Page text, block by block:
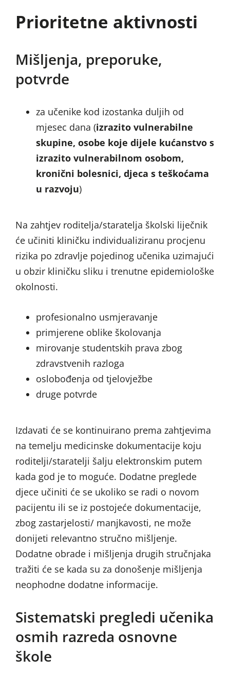
Prioritetne aktivnosti
Mišljenja, preporuke,
potvrde
za učenike kod izostanka duljih od
mjesec dana (izrazito vulnerabilne
skupine, osobe koje dijele kućanstvo s
izrazito vulnerabilnom osobom,
kronični bolesnici, djeca s teškoćama
u razvoju)
Na zahtjev roditelja/staratelja školski liječnik
će učiniti kliničku individualiziranu procjenu
rizika po zdravlje pojedinog učenika uzimajući
u obzir kliničku sliku i trenutne epidemiološke
okolnosti.
profesionalno usmjeravanje
primjerene oblike školovanja
mirovanje studentskih prava zbog
zdravstvenih razloga
oslobođenja od tjelovježbe
druge potvrde
Izdavati će se kontinuirano prema zahtjevima
na temelju medicinske dokumentacije koju
roditelji/staratelji šalju elektronskim putem
kada god je to moguće. Dodatne preglede
djece učiniti će se ukoliko se radi o novom
pacijentu ili se iz postojeće dokumentacije,
zbog zastarjelosti/ manjkavosti, ne može
donijeti relevantno stručno mišljenje.
Dodatne obrade i mišljenja drugih stručnjaka
tražiti će se kada su za donošenje mišljenja
neophodne dodatne informacije.
Sistematski pregledi učenika
osmih razreda osnovne
škole